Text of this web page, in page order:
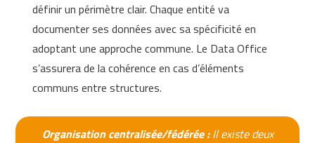
définir un périmètre clair. Chaque entité va
documenter ses données avec sa spécificité en
adoptant une approche commune. Le Data Office
s’assurera de la cohérence en cas d’éléments
communs entre structures.
Organisation centralisée/fédérée : Il existe deux